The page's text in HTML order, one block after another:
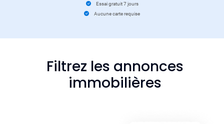
Essai gratuit 7 jours
Aucune carte requise
Filtrez les annonces
immobilières